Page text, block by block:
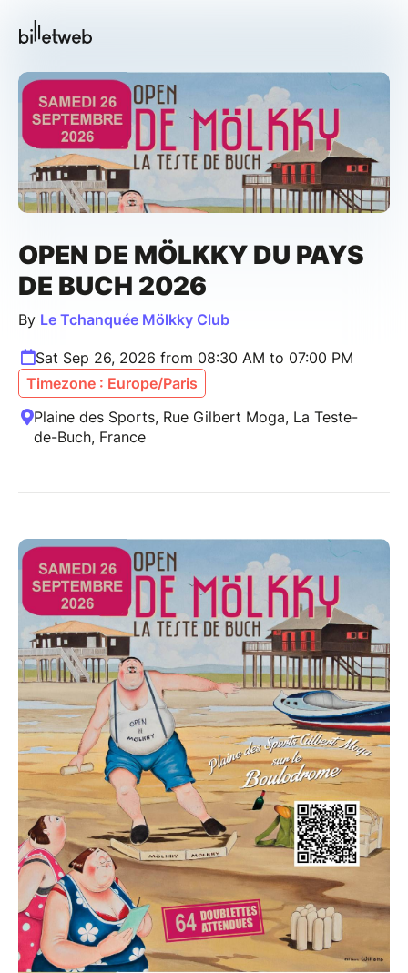
OPEN DE MÖLKKY DU PAYS
DE BUCH 2026
By Le Tchanquée Mölkky Club
Sat Sep 26, 2026 from 08:30 AM to 07:00 PM
Timezone : Europe/Paris
Plaine des Sports, Rue Gilbert Moga, La Teste-
de-Buch, France